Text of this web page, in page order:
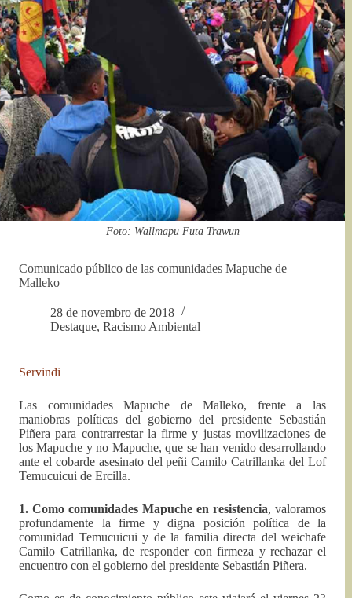
Foto: Wallmapu Futa Trawun
Comunicado público de las comunidades Mapuche de
Malleko
28 de novembro de 2018
Destaque, Racismo Ambiental
Servindi
Las comunidades Mapuche de Malleko, frente a las
maniobras políticas del gobierno del presidente Sebastián
Piñera para contrarrestar la firme y justas movilizaciones de
los Mapuche y no Mapuche, que se han venido desarrollando
ante el cobarde asesinato del peñi Camilo Catrillanka del Lof
Temucuicui de Ercilla.
1. Como comunidades Mapuche en resistencia, valoramos
profundamente la firme y digna posición política de la
comunidad Temucuicui y de la familia directa del weichafe
Camilo Catrillanka, de responder con firmeza y rechazar el
encuentro con el gobierno del presidente Sebastián Piñera.